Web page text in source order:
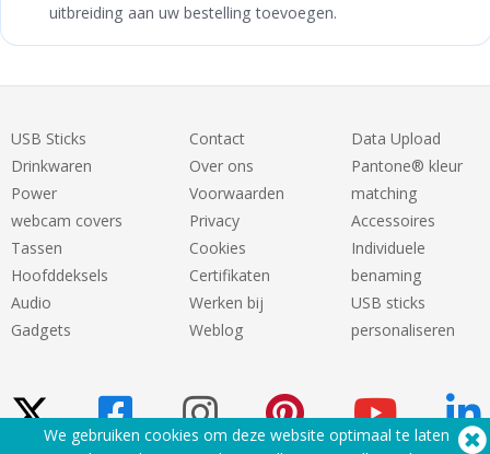
uitbreiding aan uw bestelling toevoegen.
USB Sticks
Drinkwaren
Power
webcam covers
Tassen
Hoofddeksels
Audio
Gadgets
Contact
Over ons
Voorwaarden
Privacy
Cookies
Certifikaten
Werken bij
Weblog
Data Upload
Pantone® kleur
matching
Accessoires
Individuele
benaming
USB sticks
personaliseren
We gebruiken cookies om deze website optimaal te laten